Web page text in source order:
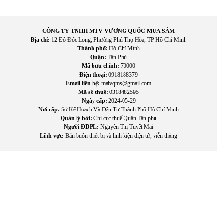
CÔNG TY TNHH MTV VƯƠNG QUỐC MUA SẮM
Địa chỉ: 12 Đô Đốc Long, Phường Phú Thọ Hòa, TP Hồ Chí Minh
Thành phố: Hồ Chí Minh
Quận: Tân Phú
Mã bưu chính: 70000
Điện thoại: 0918188379
Email liên hệ: maivqms@gmail.com
Mã số thuế: 0318482595
Ngày cấp: 2024-05-29
Nơi cấp: Sở Kế Hoạch Và Đầu Tư Thành Phố Hồ Chí Minh
Quản lý bởi: Chi cục thuế Quận Tân phú
Người ĐDPL: Nguyễn Thị Tuyết Mai
Lĩnh vực: Bán buôn thiết bị và linh kiện điện tử, viễn thông